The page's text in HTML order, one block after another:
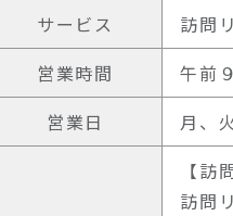
サービス
訪問
営業時間
午前
営業日
月、
【訪
訪問